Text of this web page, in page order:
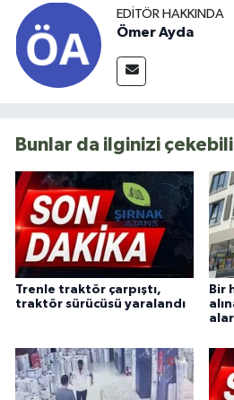
EDITÖR HAKKINDA
Ömer Ayda
Bunlar da ilginizi
Trenle traktör çarpıştı,
traktör sürücüsü yaralandı
Bir